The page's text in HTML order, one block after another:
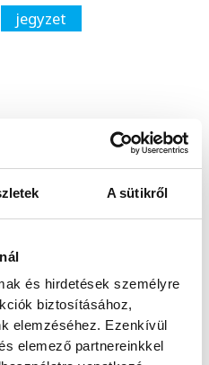
A sütikről
és hirdetések személyre
biztosításához,
elemzéséhez. Ezenkívül
elemező partnereinkkel
jegyzet
FOTÓS
Tál
Dominik
BETÖLTÉSE